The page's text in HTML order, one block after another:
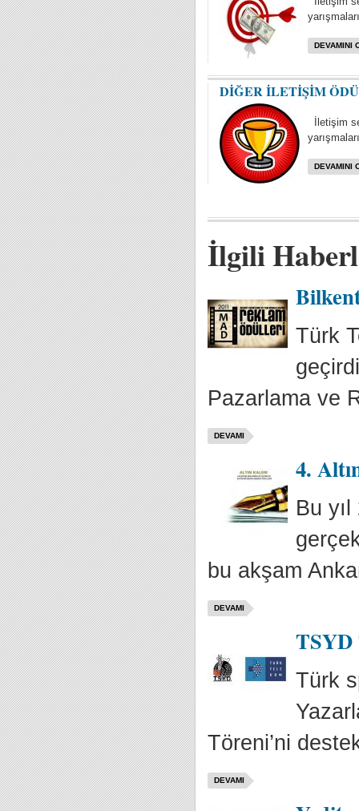
DEVAMINI
DİĞER İLETİŞİM
İletişim
DEVAMINI
İlgili
Türk
Pazarlama ve
DEVAMI
4.
Bu
bu akşam
DEVAMI
Türk
Töreni’ni
DEVAMI